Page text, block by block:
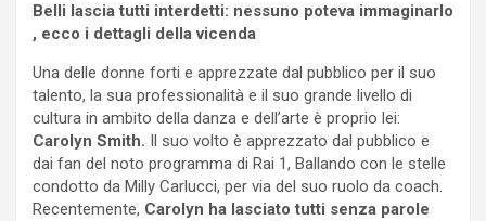
Belli lascia tutti interdetti: nessuno poteva immaginarlo
, ecco i dettagli della vicenda
Una delle donne forti e apprezzate dal pubblico per il suo
talento, la sua professionalità e il suo grande livello di
cultura in ambito della danza e dell’arte è proprio lei:
Carolyn Smith.
Il suo volto è apprezzato dal pubblico e
dai fan del noto programma di Rai 1, Ballando con le stelle
condotto da Milly Carlucci, per via del suo ruolo da coach.
Recentemente, Carolyn ha lasciato tutti senza parole